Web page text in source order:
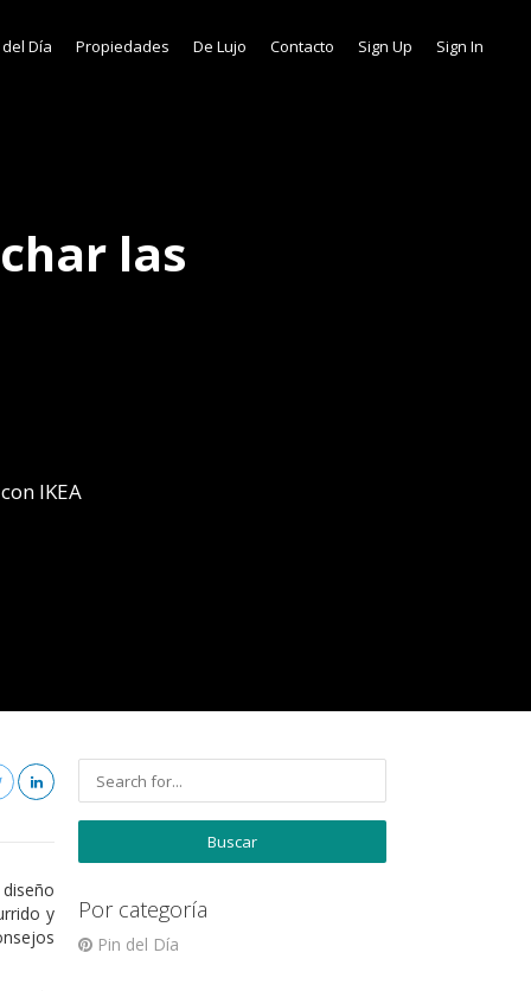
las
IKEA
Sign Up Sign In
Día Propiedades De Lujo Contacto
y
Por categoría
Pin del Día